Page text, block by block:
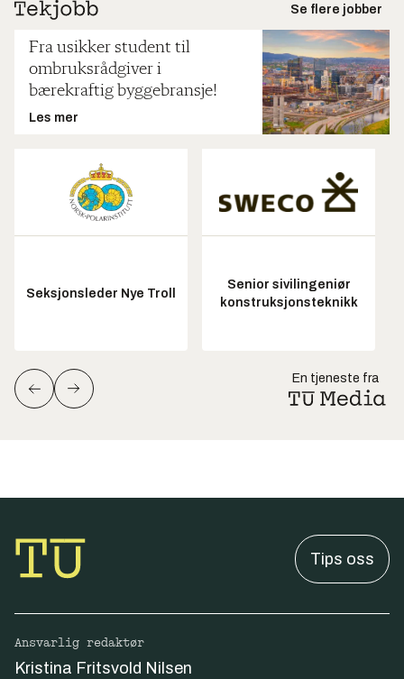
Se flere jobber
Fra usikker student til
ombruksrådgiver i
bærekraftig byggebransje!
Les mer
Seksjonsleder Nye Troll
Senior sivilingeniør
konstruksjonsteknikk
En tjeneste fra
Tips oss
Ansvarlig redaktør
Kristina Fritsvold Nilsen